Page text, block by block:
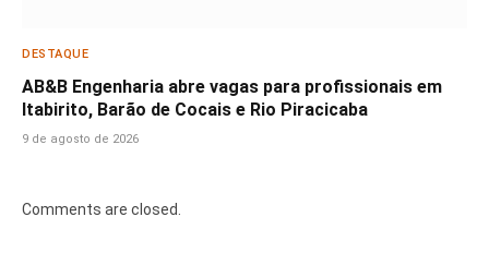
DESTAQUE
AB&B Engenharia abre vagas para profissionais em
Itabirito, Barão de Cocais e Rio Piracicaba
9 de agosto de 2026
Comments are closed.